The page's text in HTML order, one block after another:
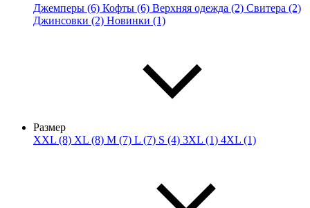
Джемперы (6) Кофты (6) Верхняя одежда (2) Свитера (2)
Джинсовки (2) Новинки (1)
Размер
XXL (8) XL (8) M (7) L (7) S (4) 3XL (1) 4XL (1)